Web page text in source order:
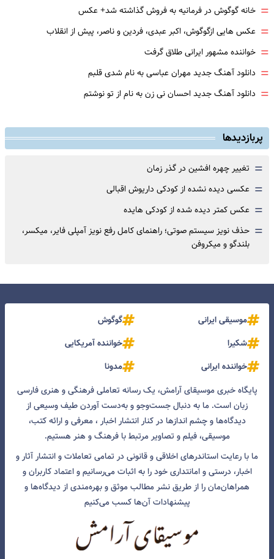
= خانه گوگوش در فرمانیه به فروش گذاشته شد+ عکس
= عکس هایی ازگوگوش، اکبر عبدی، فردین و ناصر، پیش از انقلاب
= خواننده مشهور ایرانی طلاق گرفت
= دانلود آهنگ جدید مهران عباسی به نام شدی قلبم
= دانلود آهنگ جدید احسان نی زن به نام از تو نوشتم
پربازدیدها
= تغییر چهره افشین در گذر زمان
= عکسی دیده نشده از کودکی داریوش اقبالی
= عکس کمتر دیده شده از کودکی هایده
= حذف نویز سیستم صوتی؛ راهنمای کامل رفع نویز آمپلی فایر، میکسر،
بلندگو و میکروفن
موسیقی ایرانی
گوگوش
شکیرا
خواننده آمریکایی
خواننده ایرانی
مدونا
پایگاه خبری موسیقای آرامش، یک رسانه تعاملی فرهنگی و هنری فارسی
زبان است. ما به دنبال جست‌و‌جو و به‌دست آوردن طیف وسیعی از
دیدگاه‌ها و چشم انداز‌ها در کنار انتشار اخبار ، معرفی و ارائه کتب،
موسیقی، فیلم و تصاویر مرتبط با فرهنگ و هنر هستیم.
ما با رعایت استاندرهای اخلاقی و قانونی در تمامی تعاملات و انتشار آثار و
اخبار، درستی و امانتداری خود را به اثبات می‌رسانیم و اعتماد کاربران و
همراهان‌مان را از طریق نشر مطالب موثق و بهره‌مندی از دیدگاه‌ها و
پیشنهادات آن‌ها کسب می‌کنیم